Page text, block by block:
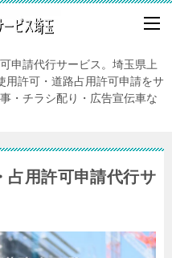
申請代行サービス。埼玉県上
用許可・道路占用許可申請をサ
・チラシ配り・広告宣伝車な
占用許可申請代行サ